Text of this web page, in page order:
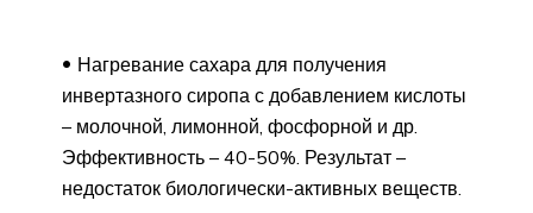
Нагревание сахара для получения
инвертазного сиропа с добавлением кислоты
– молочной, лимонной, фосфорной и др.
Эффективность – 40-50%. Результат –
недостаток биологически-активных веществ.